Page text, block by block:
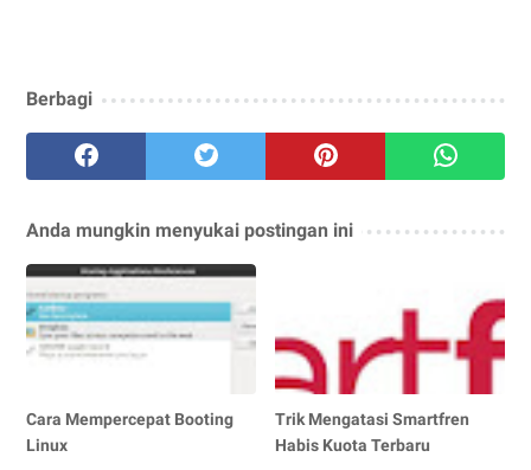
Berbagi
Anda mungkin menyukai postingan ini
Cara Mempercepat Booting
Linux
Trik Mengatasi Smartfren
Habis Kuota Terbaru